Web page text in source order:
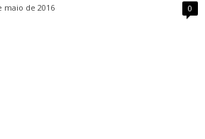
maio de 2016 0